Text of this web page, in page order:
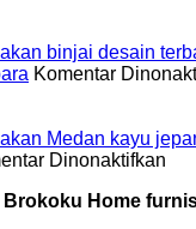
binjai desain
Komentar
Medan kayu
Dinonaktifkan
Brokoku Home